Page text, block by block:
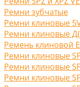
Ремни зубчатые
Ремни клиновые 5V
Ремни клиновые
Ремень клиновой
Ремни клиновые
Ремни клиновые
Ремни клиновые